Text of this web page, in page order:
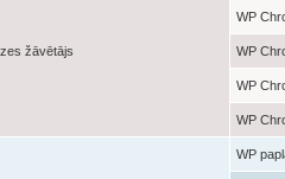
žāvētājs
WP
WP
WP
WP
WP